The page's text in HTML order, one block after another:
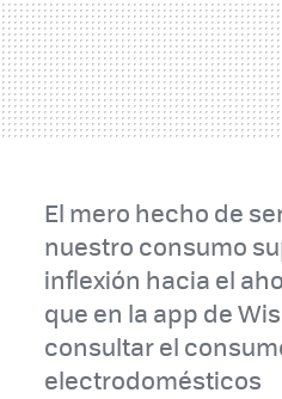
El mero hecho de
nuestro consumo
inflexión hacia el
que en la app de
consultar el
electrodomésticos